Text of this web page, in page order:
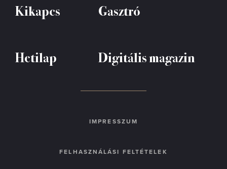
Kikapcs Gasztró
Hetilap Digitális magazin
IMPRESSZUM
FELHASZNÁLÁSI FELTÉTELEK